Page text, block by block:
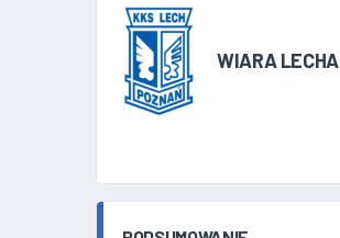
WIARA LECHA